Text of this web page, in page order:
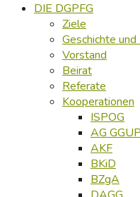
DIE DGPFG
Ziele
Geschichte
Vorstand
Beirat
Referate
Kooperationen
ISPOG
AG GGUP
AKF
BKiD
BZgA